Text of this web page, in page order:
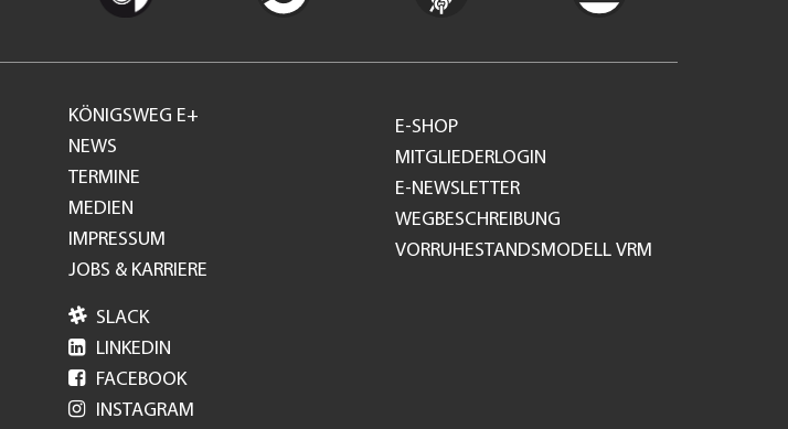
Footer
GH
KÖNIGSWEG E+
NEWS
TERMINE
MEDIEN
IMPRESSUM
JOBS & KARRIERE
E-SHOP
MITGLIEDERLOGIN
E-NEWSLETTER
WEGBESCHREIBUNG
VORRUHESTANDSMODELL VRM
 SLACK
 LINKEDIN
 FACEBOOK
 INSTAGRAM